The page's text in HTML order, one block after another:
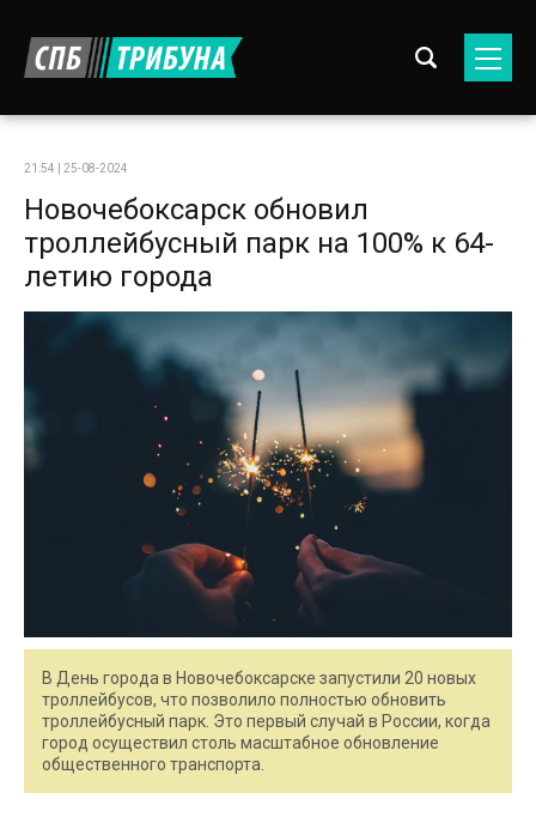
21:54 | 25-08-2024
Новочебоксарск обновил
троллейбусный парк на 100% к 64-
летию города
В День города в Новочебоксарске запустили 20 новых
троллейбусов, что позволило полностью обновить
троллейбусный парк. Это первый случай в России, когда
город осуществил столь масштабное обновление
общественного транспорта.